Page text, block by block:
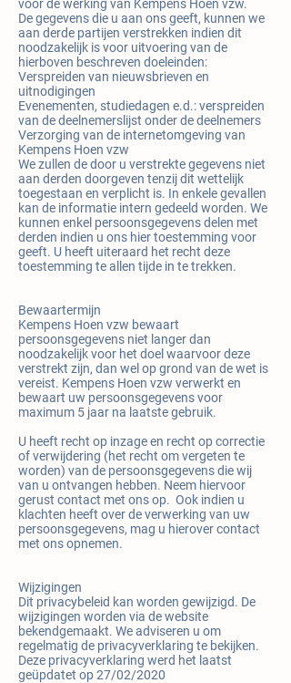
voor de werking van Kempens Hoen vzw.
De gegevens die u aan ons geeft, kunnen we
aan derde partijen verstrekken indien dit
noodzakelijk is voor uitvoering van de
hierboven beschreven doeleinden:
Verspreiden van nieuwsbrieven en
uitnodigingen
Evenementen, studiedagen e.d.: verspreiden
van de deelnemerslijst onder de deelnemers
Verzorging van de internetomgeving van
Kempens Hoen vzw
We zullen de door u verstrekte gegevens niet
aan derden doorgeven tenzij dit wettelijk
toegestaan en verplicht is. In enkele gevallen
kan de informatie intern gedeeld worden. We
kunnen enkel persoonsgegevens delen met
derden indien u ons hier toestemming voor
geeft. U heeft uiteraard het recht deze
toestemming te allen tijde in te trekken.
Bewaartermijn
Kempens Hoen vzw bewaart
persoonsgegevens niet langer dan
noodzakelijk voor het doel waarvoor deze
verstrekt zijn, dan wel op grond van de wet is
vereist. Kempens Hoen vzw verwerkt en
bewaart uw persoonsgegevens voor
maximum 5 jaar na laatste gebruik.
U heeft recht op inzage en recht op correctie
of verwijdering (het recht om vergeten te
worden) van de persoonsgegevens die wij
van u ontvangen hebben. Neem hiervoor
gerust contact met ons op. Ook indien u
klachten heeft over de verwerking van uw
persoonsgegevens, mag u hierover contact
met ons opnemen.
Wijzigingen
Dit privacybeleid kan worden gewijzigd. De
wijzigingen worden via de website
bekendgemaakt. We adviseren u om
regelmatig de privacyverklaring te bekijken.
Deze privacyverklaring werd het laatst
geüpdatet op 27/02/2020